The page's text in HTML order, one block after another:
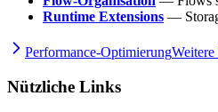
Runtime Extensions —
Performance-OptimierungWeitere
Nützliche Links